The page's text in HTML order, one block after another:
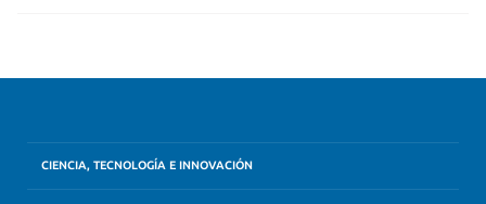
CIENCIA, TECNOLOGÍA E INNOVACIÓN